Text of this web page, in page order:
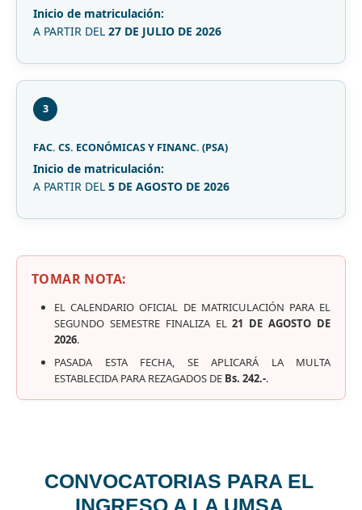
Inicio de matriculación:
A PARTIR DEL 27 DE JULIO DE 2026
3
FAC. CS. ECONÓMICAS Y FINANC. (PSA)
Inicio de matriculación:
A PARTIR DEL 5 DE AGOSTO DE 2026
TOMAR NOTA:
EL CALENDARIO OFICIAL DE MATRICULACIÓN PARA EL
SEGUNDO SEMESTRE FINALIZA EL21 DE AGOSTO DE
2026.
PASADA ESTA FECHA, SE APLICARÁ LA MULTA
ESTABLECIDA PARA REZAGADOS DE Bs. 242.-.
CONVOCATORIAS PARA EL
INGRESO A LA UMSA